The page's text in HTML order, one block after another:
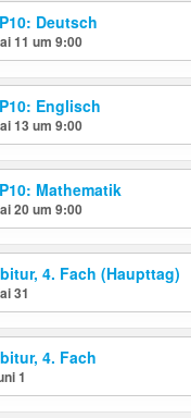
Deutsch
11 um 9:00
Englisch
13 um 9:00
Mathematik
20 um 9:00
4. Fach (Haupttag)
31
4. Fach
1